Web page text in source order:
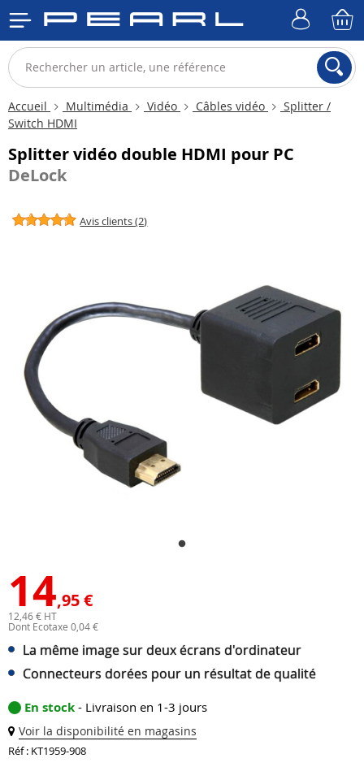
Accueil Multimédia Vidéo Câbles vidéo
Splitter /
Switch HDMI
Splitter vidéo double HDMI pour PC
DeLock
Avis clients (2)
14,95 €
12,46 € HT
Dont Ecotaxe 0,04 €
La même image sur deux écrans d'ordinateur
Connecteurs dorées pour un résultat de qualité
En stock - Livraison en 1-3 jours
Voir la disponibilité en magasins
Réf : KT1959-908